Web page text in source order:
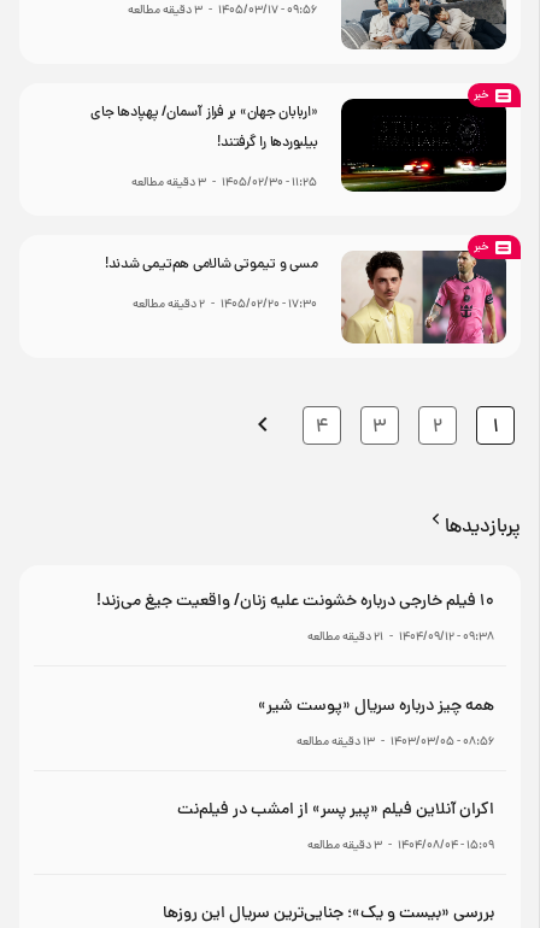
۰۹:۵۶ - ۱۴۰۵/۰۳/۱۷ -
3دقیقه مطالعه
خبر
«اربابان جهان» بر فراز آسمان/ پهپادها جای
بیلبوردها را گرفتند!
۱۱:۲۵ - ۱۴۰۵/۰۲/۳۰ -
3دقیقه مطالعه
خبر
مسی و تیموتی شالامی هم‌تیمی شدند!
۱۷:۳۰ - ۱۴۰۵/۰۲/۲۰ -
2دقیقه مطالعه
1
2
3
4
پربازدیدها
۱۰ فیلم خارجی درباره خشونت علیه زنان/ واقعیت جیغ می‌زند!
۰۹:۳۸ - ۱۴۰۴/۰۹/۱۲ -
21دقیقه مطالعه
همه چیز درباره سریال «پوست شیر»
۰۸:۵۶ - ۱۴۰۳/۰۳/۰۵ -
13دقیقه مطالعه
اکران آنلاین فیلم «پیر پسر» از امشب در فیلم‌نت
۱۵:۰۹ - ۱۴۰۴/۰۸/۰۴ -
3دقیقه مطالعه
بررسی «بیست و یک»؛ جنایی‌ترین سریال این روزها